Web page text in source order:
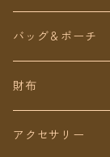
ロング丈
ミディアム丈
ショート丈
ワンピース
パンツ
スカート
バッグ＆ポーチ
財布
アクセサリー